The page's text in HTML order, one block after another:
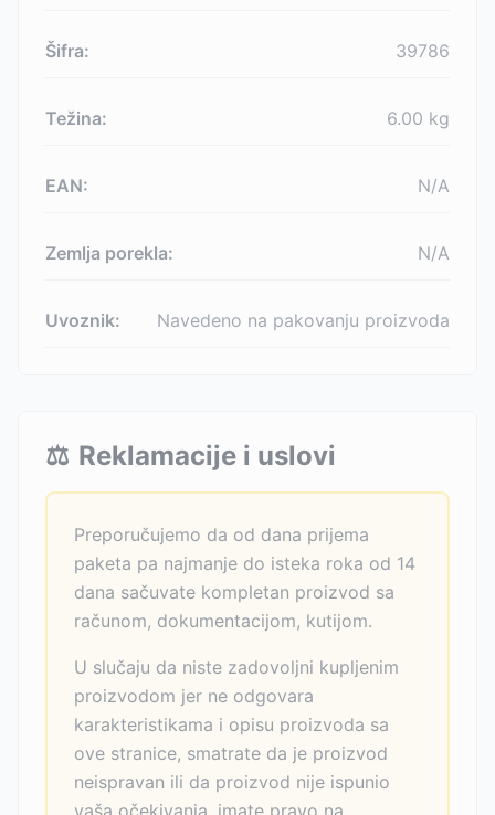
Šifra: 39786
Težina: 6.00 kg
EAN: N/A
Zemlja porekla: N/A
Uvoznik: Navedeno na pakovanju proizvoda
⚖️ Reklamacije i uslovi
Preporučujemo da od dana prijema
paketa pa najmanje do isteka roka od 14
dana sačuvate kompletan proizvod sa
računom, dokumentacijom, kutijom.
U slučaju da niste zadovoljni kupljenim
proizvodom jer ne odgovara
karakteristikama i opisu proizvoda sa
ove stranice, smatrate da je proizvod
neispravan ili da proizvod nije ispunio
vaša očekivanja, imate pravo na